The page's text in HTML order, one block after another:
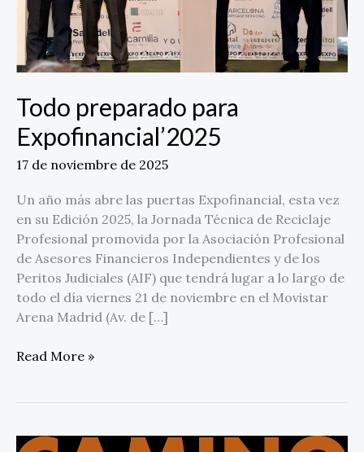
Todo preparado para
Expofinancial’2025
17 de noviembre de 2025
Un año más abre las puertas Expofinancial, esta vez
en su Edición 2025, la Jornada Técnica de Reciclaje
Profesional promovida por la Asociación Profesional
de Asesores Financieros Independientes y de los
Peritos Judiciales (AIF) que tendrá lugar a lo largo de
todo el día viernes 21 de noviembre en el Movistar
Arena Madrid (Av. de […]
Read More »
Camino